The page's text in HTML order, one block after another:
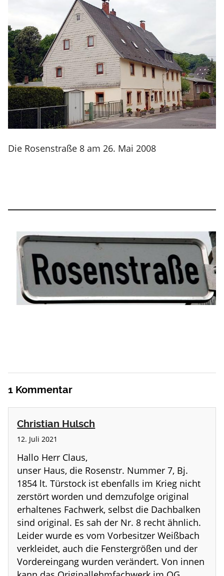
Die Rosenstraße 8 am 26. Mai 2008
1Kommentar
Christian Hulsch
12. Juli 2021
Hallo Herr Claus,
unser Haus, die Rosenstr. Nummer 7, Bj.
1854 lt. Türstock ist ebenfalls im Krieg nicht
zerstört worden und demzufolge original
erhaltenes Fachwerk, selbst die Dachbalken
sind original. Es sah der Nr. 8 recht ähnlich.
Leider wurde es vom Vorbesitzer Weißbach
verkleidet, auch die Fenstergrößen und der
Vordereingang wurden verändert. Von innen